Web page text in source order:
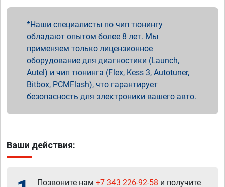
Наши специалисты по чип тюнингу
обладают опытом более 8 лет. Мы
применяем только лицензионное
оборудование для диагностики (Launch,
Autel) и чип тюнинга (Flex, Kess 3, Autotuner,
Bitbox, PCMFlash), что гарантирует
безопасность для электроники вашего авто.
Ваши действия:
Позвоните нам +7 343 226-92-58 и получите